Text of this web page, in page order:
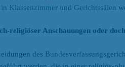
Klassenzimmer und Gerichtssälen
religiöser Anschauungen oder
des